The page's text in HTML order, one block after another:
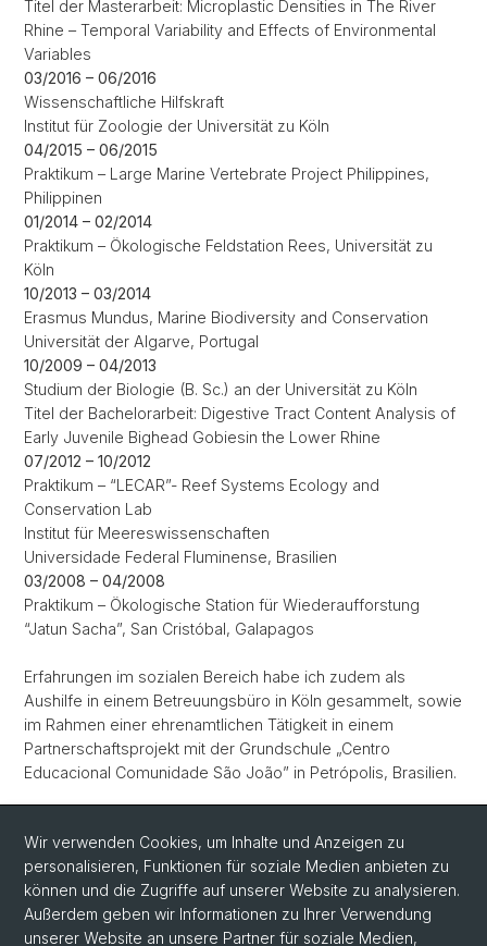
Titel der Masterarbeit: Microplastic Densities in The River
Rhine – Temporal Variability and Effects of Environmental
Variables
03/2016 – 06/2016
Wissenschaftliche Hilfskraft
Institut für Zoologie der Universität zu Köln
04/2015 – 06/2015
Praktikum – Large Marine Vertebrate Project Philippines,
Philippinen
01/2014 – 02/2014
Praktikum – Ökologische Feldstation Rees, Universität zu
Köln
10/2013 – 03/2014
Erasmus Mundus, Marine Biodiversity and Conservation
Universität der Algarve, Portugal
10/2009 – 04/2013
Studium der Biologie (B. Sc.) an der Universität zu Köln
Titel der Bachelorarbeit: Digestive Tract Content Analysis of
Early Juvenile Bighead Gobiesin the Lower Rhine
07/2012 – 10/2012
Praktikum – “LECAR”- Reef Systems Ecology and
Conservation Lab
Institut für Meereswissenschaften
Universidade Federal Fluminense, Brasilien
03/2008 – 04/2008
Praktikum – Ökologische Station für Wiederaufforstung
“Jatun Sacha”, San Cristóbal, Galapagos
Erfahrungen im sozialen Bereich habe ich zudem als
Aushilfe in einem Betreuungsbüro in Köln gesammelt, sowie
im Rahmen einer ehrenamtlichen Tätigkeit in einem
Partnerschaftsprojekt mit der Grundschule „Centro
Educacional Comunidade São João” in Petrópolis, Brasilien.
Wir verwenden Cookies, um Inhalte und Anzeigen zu
personalisieren, Funktionen für soziale Medien anbieten zu
können und die Zugriffe auf unserer Website zu analysieren.
Außerdem geben wir Informationen zu Ihrer Verwendung
unserer Website an unsere Partner für soziale Medien,